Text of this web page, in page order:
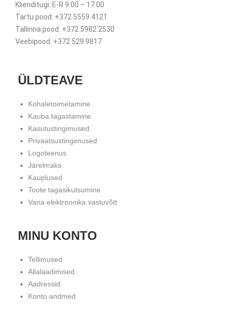
Klienditugi: E-R 9.00 – 17.00
Tartu pood: +372 5559 4121
Tallinna pood: +372 5982 2530
Veebipood: +372 529 9817
ÜLDTEAVE
Kohaletoimetamine
Kauba tagastamine
Kasutustingimused
Privaatsustingimused
Logoteenus
Järelmaks
Kauplused
Toote tagasikutsumine
Vana elektroonika vastuvõtt
MINU KONTO
Tellimused
Allalaadimised
Aadressid
Konto andmed